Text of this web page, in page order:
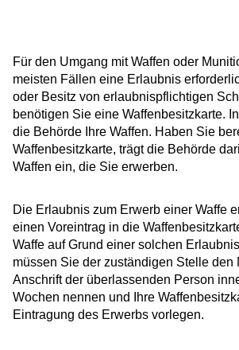
Für den Umgang mit Waffen oder
meisten Fällen eine Erlaubnis
oder Besitz von erlaubnispflichtigen
benötigen Sie eine Waffenbesitzkarte.
die Behörde Ihre Waffen. Haben Sie
Waffenbesitzkarte, trägt die Behörde
Waffen ein, die Sie erwerben.
Die Erlaubnis zum Erwerb einer Waffe
einen Voreintrag in die
Waffe auf Grund einer solchen
müssen Sie der zuständigen Stelle den
Anschrift der überlassenden Person
Wochen nennen und Ihre
Eintragung des Erwerbs vorlegen.